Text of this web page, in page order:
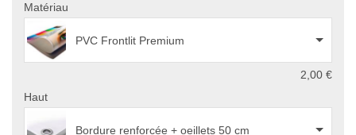
Matériau
PVC Frontlit Premium
2,00 €
Haut
Bordure renforcée + oeillets 50 cm